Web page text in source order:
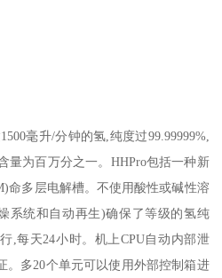
毫升/分钟的氢,纯度过99.99999%,
量为百万分之一。HHPro包括一种新
命多层电解槽。不使用酸性或碱性溶
系统和自动再生)确保了等级的氢纯
,每天24小时。机上CPU自动内部泄
。多20个单元可以使用外部控制箱进